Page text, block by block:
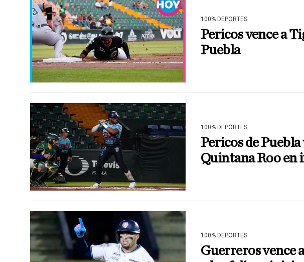
100% DEPORTES
Pericos vence a
Puebla
100% DEPORTES
Pericos de
Quintana Roo en
100% DEPORTES
Guerreros vence